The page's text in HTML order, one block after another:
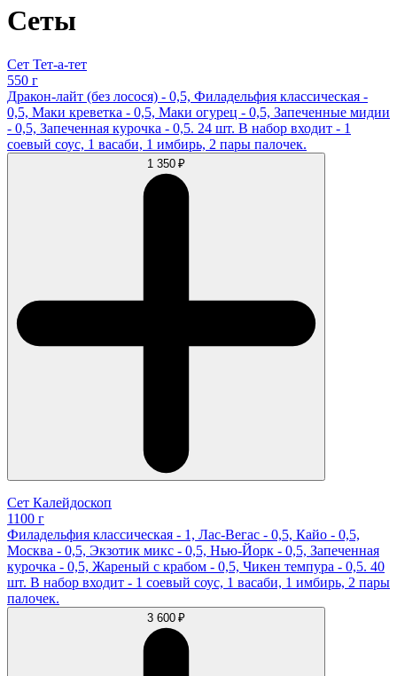
Сеты
Сет Тет-а-тет
550 г
Дракон-лайт (без лосося) - 0,5, Филадельфия классическая -
0,5, Маки креветка - 0,5, Маки огурец - 0,5, Запеченные мидии
- 0,5, Запеченная курочка - 0,5. 24 шт. В набор входит - 1
соевый соус, 1 васаби, 1 имбирь, 2 пары палочек.
1 350 ₽
Сет Калейдоскоп
1100 г
Филадельфия классическая - 1, Лас-Вегас - 0,5, Кайо - 0,5,
Москва - 0,5, Экзотик микс - 0,5, Нью-Йорк - 0,5, Запеченная
курочка - 0,5, Жареный с крабом - 0,5, Чикен темпура - 0,5. 40
шт. В набор входит - 1 соевый соус, 1 васаби, 1 имбирь, 2 пары
палочек.
3 600 ₽